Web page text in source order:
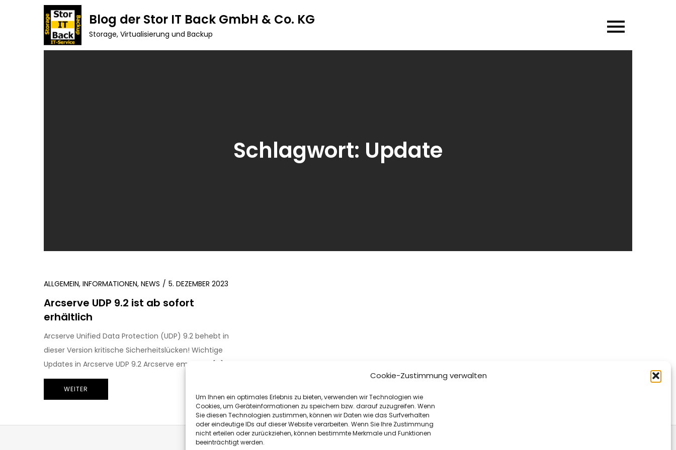
Cookie-Zustimmung verwalten
Um Ihnen ein optimales Erlebnis zu bieten, verwenden wir Technologien wie
Cookies, um Geräteinformationen zu speichern bzw. darauf zuzugreifen. Wenn
Sie diesen Technologien zustimmen, können wir Daten wie das Surfverhalten
oder eindeutige IDs auf dieser Website verarbeiten. Wenn Sie Ihre Zustimmung
nicht erteilen oder zurückziehen, können bestimmte Merkmale und Funktionen
beeinträchtigt werden.
Blog der Stor IT Back GmbH & Co. KG
Storage, Virtualisierung und Backup
Schlagwort: Update
ALLGEMEIN, INFORMATIONEN, NEWS 5. DEZEMBER 2023
Arcserve UDP 9.2 ist ab sofort
erhältlich
Arcserve Unified Data Protection (UDP) 9.2 behebt in
dieser Version kritische Sicherheitslücken! Wichtige
Updates in Arcserve UDP 9.2 Arcserve empfehlt, […]
WEITER